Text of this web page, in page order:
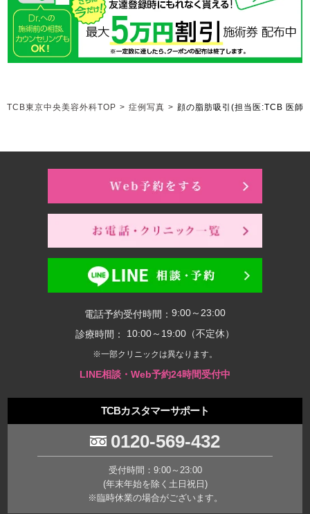
TCB東京中央美容外科TOP > 症例写真 > 顔の脂肪吸引 (担当医:TCB 医師)
電話予約受付時間： 9:00～23:00
診療時間：
10:00～19:00（不定休）
※一部クリニックは異なります。
LINE相談・Web予約24時間受付中
TCBカスタマーサポート
0120-569-432
受付時間：9:00～23:00
(年末年始を除く土日祝日)
※臨時休業の場合がございます。